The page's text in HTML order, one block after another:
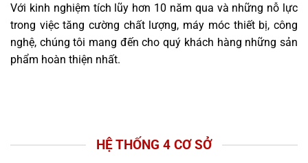
Với kinh nghiệm tích lũy hơn 10 năm qua và những nỗ lực
trong việc tăng cường chất lượng, máy móc thiết bị, công
nghệ, chúng tôi mang đến cho quý khách hàng những sản
phẩm hoàn thiện nhất.
HỆ THỐNG 4 CƠ SỞ